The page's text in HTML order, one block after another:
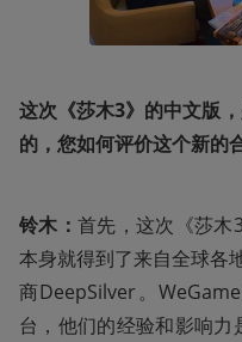
这次《莎木3》的中文版
的，您如何评价这个新的
铃木： 首先，这次《莎木
本身就得到了来自全球各
商DeepSilver。
台，他们的经验和影响